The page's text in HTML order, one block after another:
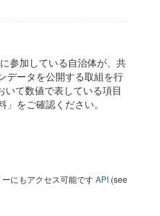
参加している自治体が、共
データを公開する取組を行
いて数値で表している項目
をご確認ください。
にもアクセス可能ですAPI (see